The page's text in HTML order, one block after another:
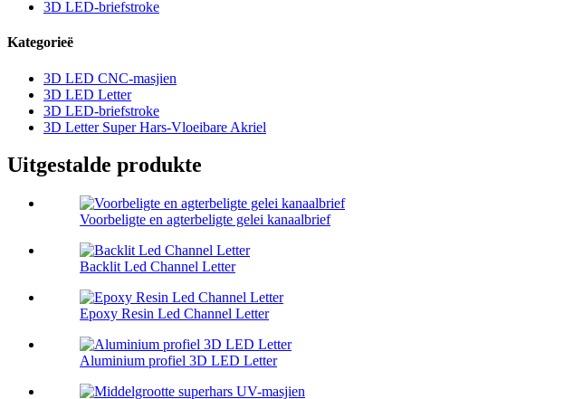
3D LED-briefstroke
Kategorieë
3D LED CNC-masjien
3D LED Letter
3D LED-briefstroke
3D Letter Super Hars-Vloeibare Akriel
Uitgestalde produkte
Voorbeligte en agterbeligte gelei kanaalbrief
Backlit Led Channel Letter
Epoxy Resin Led Channel Letter
Aluminium profiel 3D LED Letter